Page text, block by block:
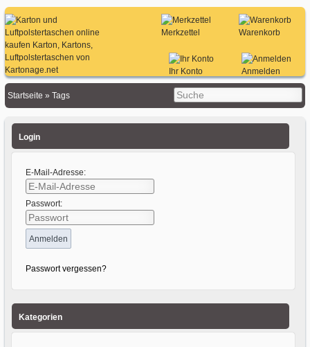
Warenkorb
Merkzettel
Anmelden
Ihr Konto
Startseite »Tags
Login
E-Mail-Adresse:
Passwort:
Passwort vergessen?
Kategorien